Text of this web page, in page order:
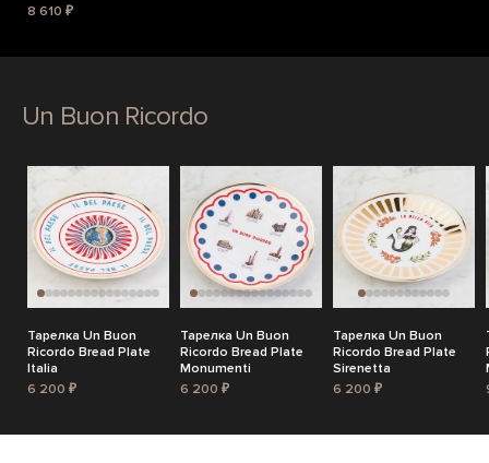
8 610 ₽
Un Buon Ricordo
Тарелка Un Buon
Ricordo Bread Plate
Italia
6 200 ₽
Тарелка Un Buon
Ricordo Bread Plate
Monumenti
6 200 ₽
Тарелка Un Buon
Ricordo Bread Plate
Sirenetta
6 200 ₽